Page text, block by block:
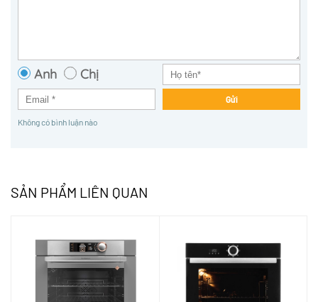
Anh Chị
Gửi
Không có bình luận nào
SẢN PHẨM LIÊN QUAN